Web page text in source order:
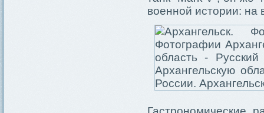
военной истории: на